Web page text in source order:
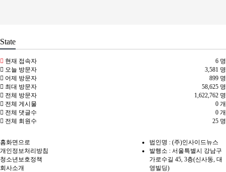
State
현재 접속자
6 명
오늘 방문자
3,581 명
어제 방문자
899 명
최대 방문자
58,625 명
전체 방문자
1,622,762 명
전체 게시물
0 개
전체 댓글수
0 개
전체 회원수
25 명
홈화면으로
개인정보처리방침
청소년보호정책
회사소개
법인명 : (주)인사이드뉴스
발행소 : 서울특별시 강남구
가로수길 45, 3층(신사동, 대
영빌딩)